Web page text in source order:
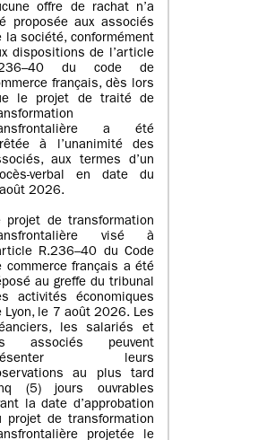
offre de rachat n’a
proposée aux associés
la société, conformément
dispositions de l’article
du code de
français, dès lors
le projet de traité de
a été
à l’unanimité des
aux termes d’un
verbal en date du
2026.
projet de transformation
visé à
R.236–40 du Code
commerce français a été
au greffe du tribunal
activités économiques
Lyon, le 7 août 2026. Les
les salariés et
associés peuvent
leurs
au plus tard
(5) jours ouvrables
la date d’approbation
projet de transformation
projetée le